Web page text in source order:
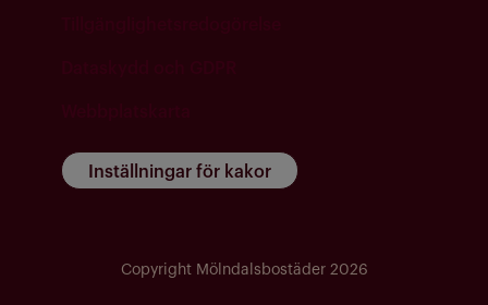
Inställningar för kakor
Copyright Mölndalsbostäder 2026